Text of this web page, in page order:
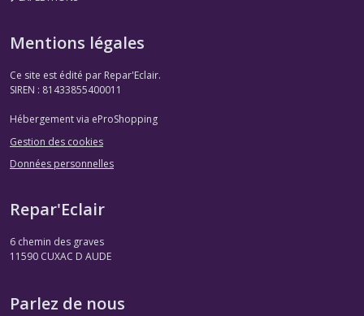
Mentions légales
Ce site est édité par Repar'Eclair.
SIREN : 81433855400011
Hébergement via eProShopping
Gestion des cookies
Données personnelles
Repar'Eclair
6 chemin des graves
11590 CUXAC D AUDE
Parlez de nous